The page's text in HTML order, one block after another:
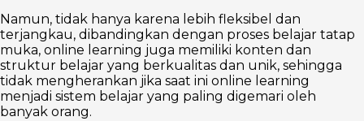
Namun, tidak hanya karena lebih fleksibel dan
terjangkau, dibandingkan dengan proses belajar tatap
muka, online learning juga memiliki konten dan
struktur belajar yang berkualitas dan unik, sehingga
tidak mengherankan jika saat ini online learning
menjadi sistem belajar yang paling digemari oleh
banyak orang.